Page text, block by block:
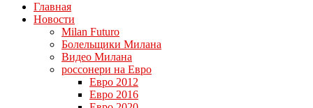
Главная
Новости
Milan Futuro
Болельщики Милана
Видео Милана
россонери на Евро
Евро 2012
Евро 2016